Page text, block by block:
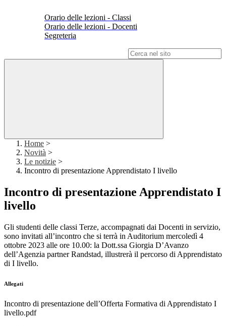
Orario delle lezioni - Classi
Orario delle lezioni - Docenti
Segreteria
Home >
Novità >
Le notizie >
Incontro di presentazione Apprendistato I livello
Incontro di presentazione Apprendistato I
livello
Gli studenti delle classi Terze, accompagnati dai Docenti in servizio,
sono invitati all’incontro che si terrà in Auditorium mercoledì 4
ottobre 2023 alle ore 10.00: la Dott.ssa Giorgia D’Avanzo
dell’Agenzia partner Randstad, illustrerà il percorso di Apprendistato
di I livello.
Allegati
Incontro di presentazione dell’Offerta Formativa di Apprendistato I
livello.pdf